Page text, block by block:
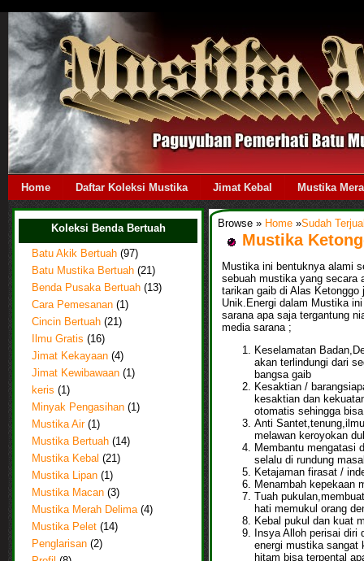
Home Daftar Koleksi Mustika Jimat Kebal Mustika
Koleksi Benda Bertuah
Batu Akik Bertuah (97)
Batu Mustika Bertuah (21)
Benda Pusaka Bertuah (13)
Cara Pemesanan (1)
Cincin Bertuah (21)
Ilmu Gratis (16)
Jimat Kekayaan (4)
Jimat Kewibawaan (1)
keris (1)
Minyak Pengasihan (1)
Mustika Air (1)
Mustika Bertuah (14)
Mustika Kebal (21)
Mustika Lipan (1)
Mustika Macan (3)
Mustika Merah Delima (4)
Mustika Pelet (14)
Penglarisan (2)
Browse » Home»Sudah
Mustika
Mustika ini bentuknya alami
sebuah mustika yang secara
tarikan gaib di Alas
Unik.Energi dalam Mustika
sarana apa saja tergantung
media sarana ;
Keselamatan
akan terlindungi dari
bangsa gaib
Kesaktian /
kesaktian dan
otomatis sehingga
Anti
melawan keroyokan
Membantu mengatasi
selalu di rundung
Ketajaman firasat /
Menambah kepekaan
Tuah
hati memukul orang
Kebal pukul dan kuat
Insya Alloh perisai diri
energi mustika sangat
hitam bisa terpental